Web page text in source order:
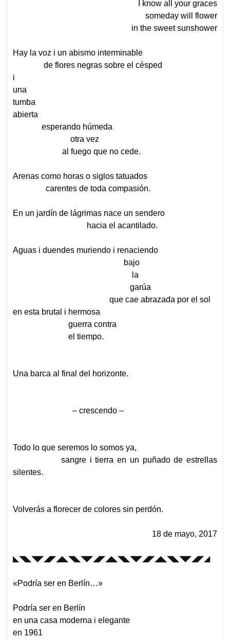
I know all your graces
someday will flower
in the sweet sunshower
Hay la voz i un abismo interminable
de flores negras sobre el césped
i
una
tumba
abierta
esperando húmeda
otra vez
al fuego que no cede.
Arenas como horas o siglos tatuados
carentes de toda compasión.
En un jardín de lágrimas nace un sendero
hacia el acantilado.
Aguas i duendes muriendo i renaciendo
bajo
la
garúa
que cae abrazada por el sol
en esta brutal i hermosa
guerra contra
el tiempo.
Una barca al final del horizonte.
– crescendo –
Todo lo que seremos lo somos ya,
sangre i tierra en un puñado de estrellas
silentes.
Volverás a florecer de colores sin perdón.
18 de mayo, 2017
◣◥◣◥◤◢◤◢◣◥◣◥◤◢◤◢◣◥◣◥◤◢◤◢◣◥◣◥◤◢◤◢
«Podría ser en Berlín…»
Podría ser en Berlín
en una casa moderna i elegante
en 1961